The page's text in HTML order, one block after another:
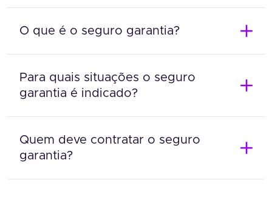
O que é o seguro garantia?
Para quais situações o seguro
garantia é indicado?
Quem deve contratar o seguro
garantia?